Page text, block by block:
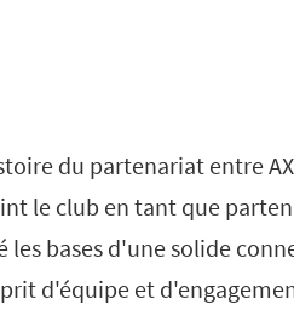
du partenariat entre
le club en tant que
les bases d'une solide
d'équipe et